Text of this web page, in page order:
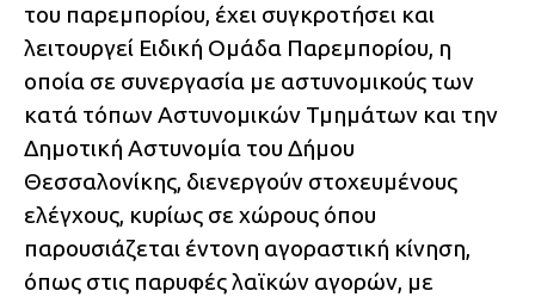
του παρεμπορίου, έχει συγκροτήσει και
λειτουργεί Ειδική Ομάδα Παρεμπορίου, η
οποία σε συνεργασία με αστυνομικούς των
κατά τόπων Αστυνομικών Τμημάτων και την
Δημοτική Αστυνομία του Δήμου
Θεσσαλονίκης, διενεργούν στοχευμένους
ελέγχους, κυρίως σε χώρους όπου
παρουσιάζεται έντονη αγοραστική κίνηση,
όπως στις παρυφές λαϊκών αγορών, με